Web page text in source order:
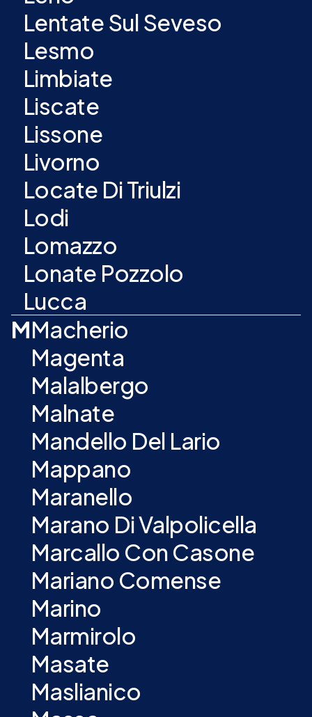
Lentate Sul Seveso
Lesmo
Limbiate
Liscate
Lissone
Livorno
Locate Di Triulzi
Lodi
Lomazzo
Lonate Pozzolo
Lucca
MMacherio
Magenta
Malalbergo
Malnate
Mandello Del Lario
Mappano
Maranello
Marano Di Valpolicella
Marcallo Con Casone
Mariano Comense
Marino
Marmirolo
Masate
Maslianico